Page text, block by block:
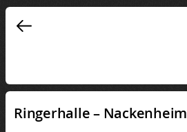
Ringerhalle – Nackenheim